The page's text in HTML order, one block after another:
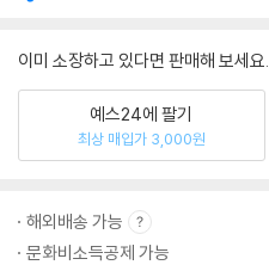
이미 소장하고 있다면 판매해 보세요.
예스24에 팔기
최상 매입가 3,000원
해외배송 가능
문화비소득공제 가능